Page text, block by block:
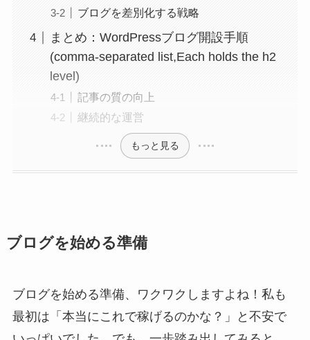
ブログを差別化する戦略
まとめ：WordPressブログ開設手順
(comma-separated list,Each holds the h2
level)
記事の質の向上
継続的な運営
もっと見る
ブログを始める準備
ブログを始める準備、ワクワクしますよね！私も
最初は「本当にこれで稼げるのかな？」と不安で